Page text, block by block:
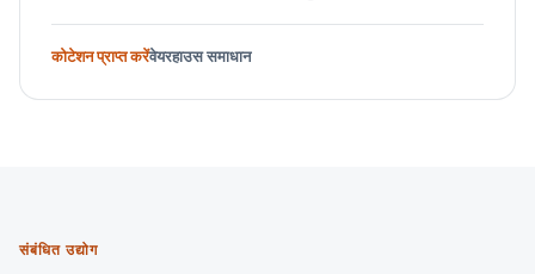
कोटेशन प्राप्त करेंवेयरहाउस समाधान
संबंधित उद्योग